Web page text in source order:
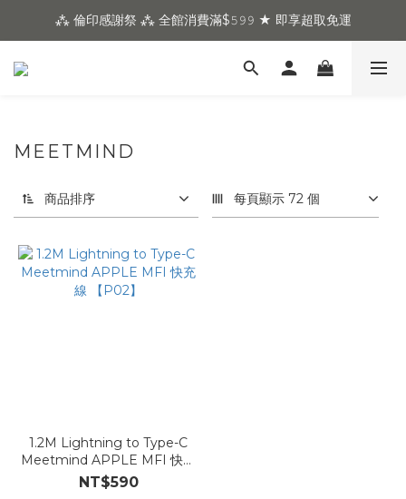
⁂ 倫印感謝祭 ⁂ 全館消費滿$𝟻𝟿𝟿 ★ 即享超取免運
MEETMIND
商品排序 每頁顯示 72 個
1.2M Lightning to Type-C
Meetmind APPLE MFI 快充
線 【P02】
NT$590